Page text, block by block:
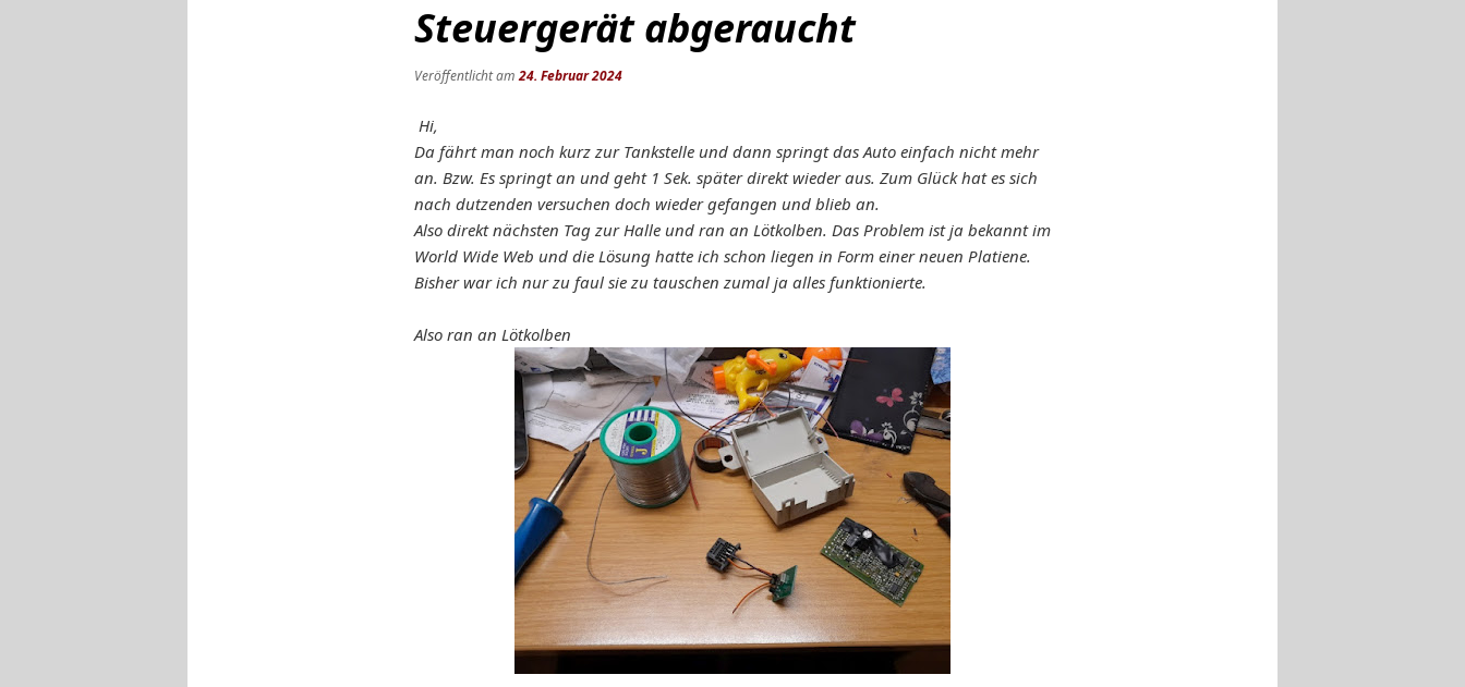
Steuergerät abgeraucht
Veröffentlicht am24. Februar 2024
Hi,
Da fährt man noch kurz zur Tankstelle und dann springt das Auto einfach nicht mehr
an. Bzw. Es springt an und geht 1 Sek. später direkt wieder aus. Zum Glück hat es sich
nach dutzenden versuchen doch wieder gefangen und blieb an.
Also direkt nächsten Tag zur Halle und ran an Lötkolben. Das Problem ist ja bekannt im
World Wide Web und die Lösung hatte ich schon liegen in Form einer neuen Platiene.
Bisher war ich nur zu faul sie zu tauschen zumal ja alles funktionierte.
Also ran an Lötkolben